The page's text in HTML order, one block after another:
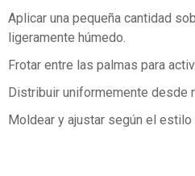
Aplicar una pequeña cantidad
ligeramente húmedo.
Frotar entre las palmas para
Distribuir uniformemente desde
Moldear y ajustar según el estilo